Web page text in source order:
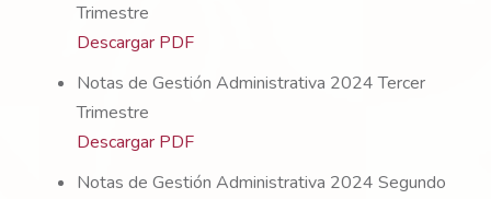
Trimestre
Descargar PDF
Notas de Gestión Administrativa 2024 Tercer
Trimestre
Descargar PDF
Notas de Gestión Administrativa 2024 Segundo